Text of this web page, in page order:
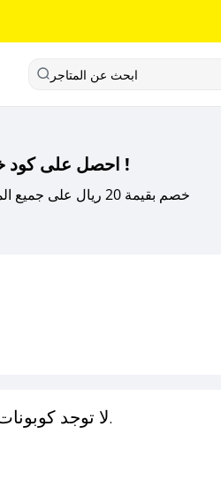
ابحث عن المتاجر
احصل على كود خصم متجر المثالي الحصري 2025 من صحصح كوبون !
لا توجد كوبونات متاحة لـهذا المتجر حاليًا.